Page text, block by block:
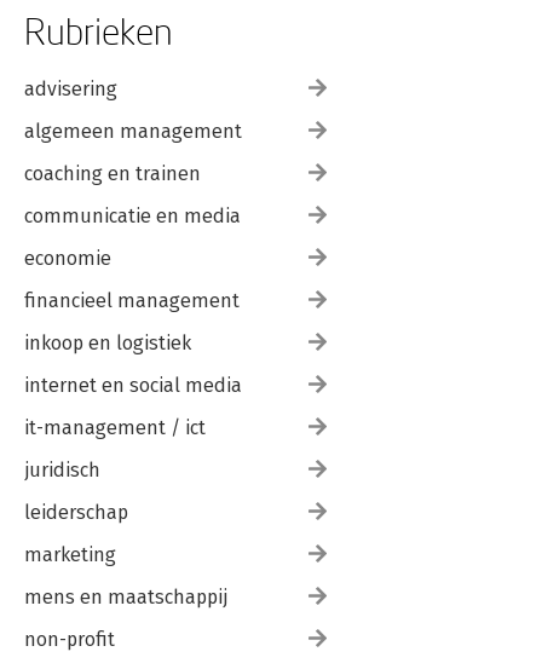
Rubrieken
advisering
algemeen management
coaching en trainen
communicatie en media
economie
financieel management
inkoop en logistiek
internet en social media
it-management / ict
juridisch
leiderschap
marketing
mens en maatschappij
non-profit